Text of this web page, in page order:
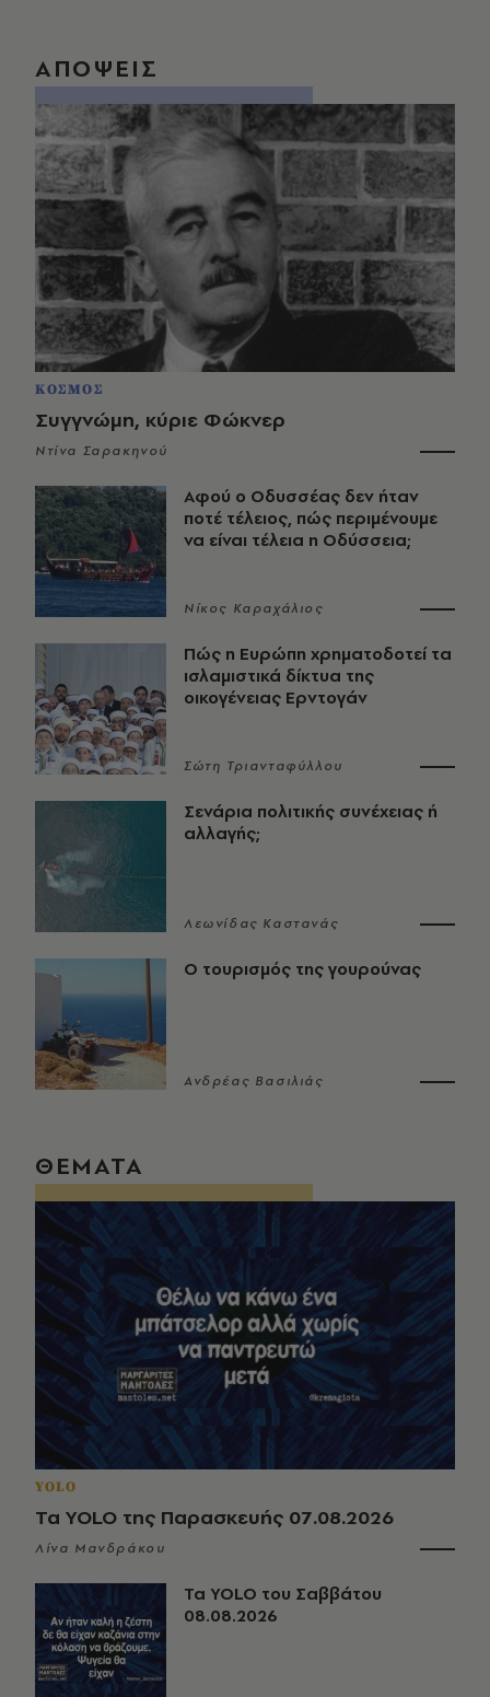
ΑΠΟΨΕΙΣ
ΚΟΣΜΟΣ
Συγγνώμη, κύριε Φώκνερ
Ντίνα Σαρακηνού
Αφού ο Οδυσσέας δεν ήταν
ποτέ τέλειος, πώς περιμένουμε
να είναι τέλεια η Οδύσσεια;
Νίκος Καραχάλιος
Πώς η Ευρώπη χρηματοδοτεί τα
ισλαμιστικά δίκτυα της
οικογένειας Ερντογάν
Σώτη Τριανταφύλλου
Σενάρια πολιτικής συνέχειας ή
αλλαγής;
Λεωνίδας Καστανάς
Ο τουρισμός της γουρούνας
Ανδρέας Βασιλιάς
ΘΕΜΑΤΑ
YOLO
Τα YOLO της Παρασκευής 07.08.2026
Λίνα Μανδράκου
Τα YOLO του Σαββάτου
08.08.2026